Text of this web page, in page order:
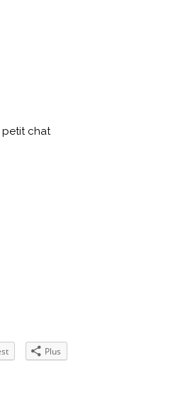
petit chat
Plus